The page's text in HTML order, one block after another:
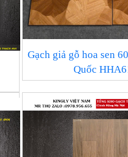
Gạch giả gỗ hoa sen
Quốc